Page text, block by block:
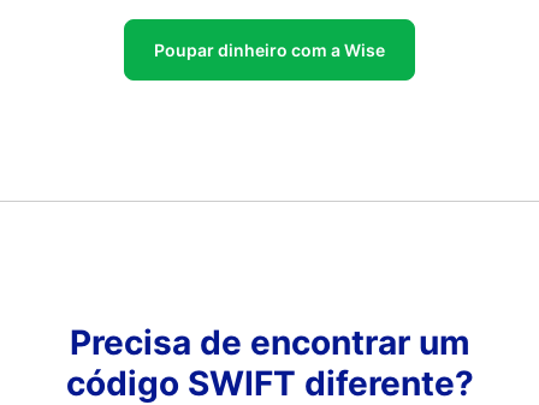
Poupar dinheiro com a Wise
Precisa de encontrar um
código SWIFT diferente?